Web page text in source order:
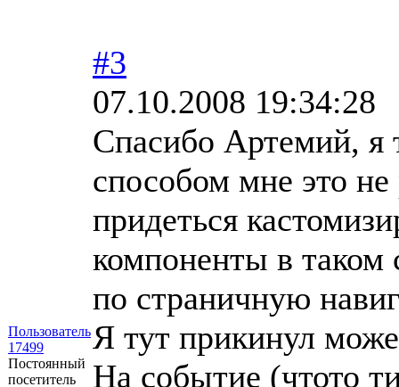
Пользователь
17499
Постоянный
посетитель
#3
07.10.2008 19:34:28
Спасибо Артемий, я
способом мне это
придеться
компоненты в таком
по страничную
Я тут прикинул
На событие (чтото